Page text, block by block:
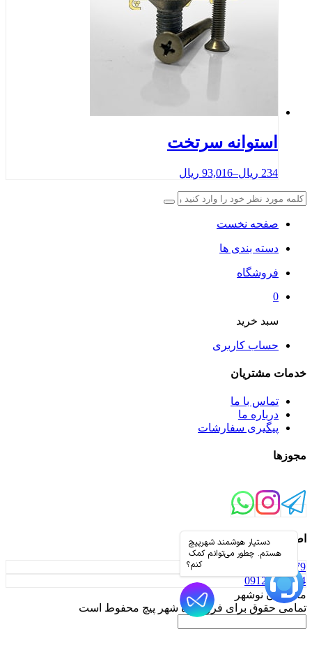
استوانه سرتخت
234 ریال –
93,016 ریال
صفحه نخست
دسته بندی ها
فروشگاه
0
سبد خرید
حساب کاربری
خدمات مشتریان
تماس با ما
درباره ما
پیگیری سفارشات
مجوزها
اطلاعات تماس
01152330179
09126853044
مازندران نوشهر
تمامی حقوق برای فروشگاه شهر پیچ محفوط است